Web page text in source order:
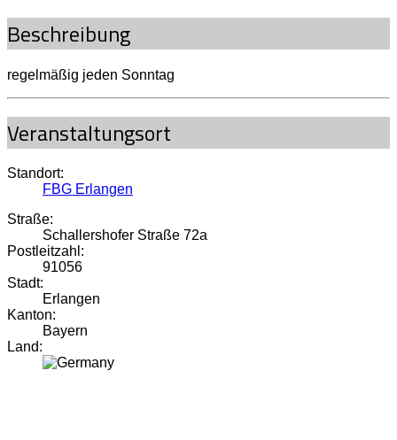
Beschreibung
regelmäßig jeden Sonntag
Veranstaltungsort
Standort:
FBG Erlangen
Straße:
Schallershofer Straße 72a
Postleitzahl:
91056
Stadt:
Erlangen
Kanton:
Bayern
Land: